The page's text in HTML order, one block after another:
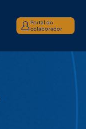
Portal do
colaborador